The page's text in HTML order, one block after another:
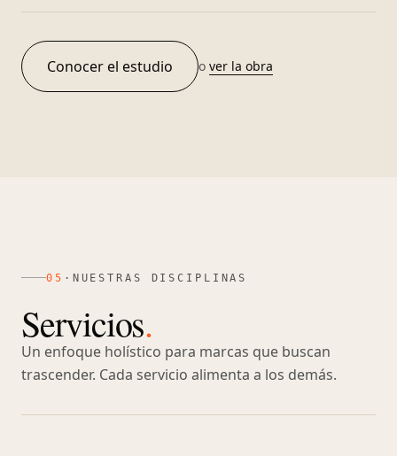
Conocer el estudio o ver la obra
05 · NUESTRAS DISCIPLINAS
Servicios.
Un enfoque holístico para marcas que buscan
trascender. Cada servicio alimenta a los demás.